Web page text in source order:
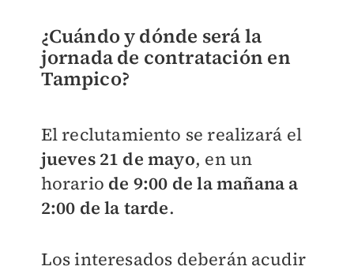
¿Cuándo y dónde será la
jornada de contratación en
Tampico?
El reclutamiento se realizará el
jueves 21 de mayo, en un
horario de 9:00 de la mañana a
2:00 de la tarde.
Los interesados deberán acudir